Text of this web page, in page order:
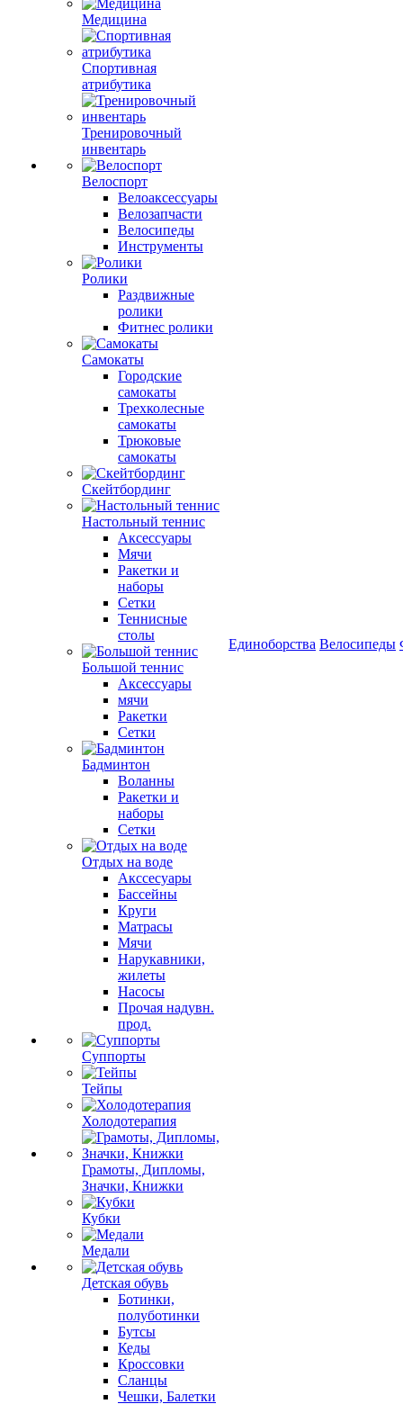
Медицина
Спортивная
атрибутика
Тренировочный
инвентарь
Велоспорт
Велоаксессуары
Велозапчасти
Велосипеды
Инструменты
Ролики
Раздвижные
ролики
Фитнес ролики
Самокаты
Городские
самокаты
Трехколесные
самокаты
Трюковые
самокаты
Скейтбординг
Настольный теннис
Аксессуары
Мячи
Ракетки и
наборы
Сетки
Теннисные
столы
Большой теннис
Аксессуары
мячи
Ракетки
Сетки
Бадминтон
Воланны
Ракетки и
наборы
Сетки
Отдых на воде
Акссесуары
Бассейны
Круги
Матрасы
Мячи
Нарукавники,
жилеты
Насосы
Прочая надувн.
прод.
Суппорты
Тейпы
Холодотерапия
Грамоты, Дипломы,
Значки, Книжки
Кубки
Медали
Детская обувь
Ботинки,
полуботинки
Бутсы
Кеды
Кроссовки
Сланцы
Чешки, Балетки
Единоборства Велосипеды